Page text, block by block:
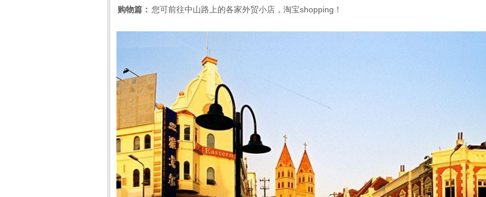
购物篇： 您可前往中山路上的各家外贸小店，淘宝shopping ！